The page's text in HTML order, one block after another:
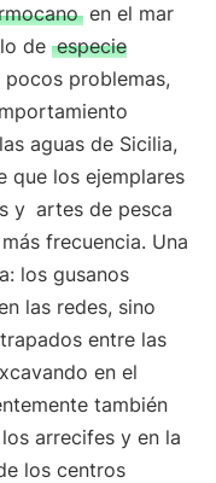
en el mar
de especie
problemas,
aguas de Sicilia,
que los ejemplares
y artes de pesca
frecuencia. Una
los gusanos
las redes, sino
entre las
en el
también
arrecifes y en la
los centros